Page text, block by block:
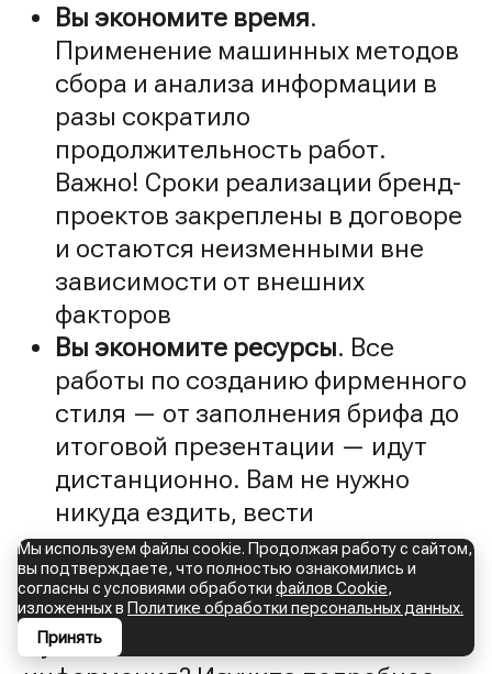
Вы экономите время.
Применение машинных методов
сбора и анализа информации в
разы сократило
продолжительность работ.
Важно! Сроки реализации бренд-
проектов закреплены в договоре
и остаются неизменными вне
зависимости от внешних
факторов
Вы экономите ресурсы. Все
работы по созданию фирменного
стиля — от заполнения брифа до
итоговой презентации — идут
дистанционно. Вам не нужно
никуда ездить, вести
переговоры, встречаться с
командой разработчиков,
контролировать процесс.
Нужна дополнительная
Мы используем файлы cookie. Продолжая работу с сайтом,
вы подтверждаете, что полностью ознакомились и
согласны с условиями обработки файлов Cookie,
изложенных в Политике обработки персональных данных.
Принять